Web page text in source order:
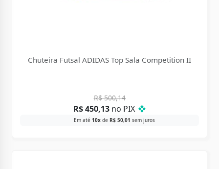
Chuteira Futsal ADIDAS Top Sala Competition II
R$500,14
R$450,13no PIX ❖
Em até 10xde R$50,01 sem juros